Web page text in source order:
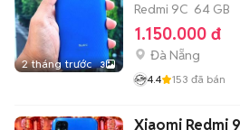
2 tháng trước 3
Redmi 9C 64 GB
1.150.000 đ
Đà Nẵng
4.4 153 đã bán
Xiaomi Redmi